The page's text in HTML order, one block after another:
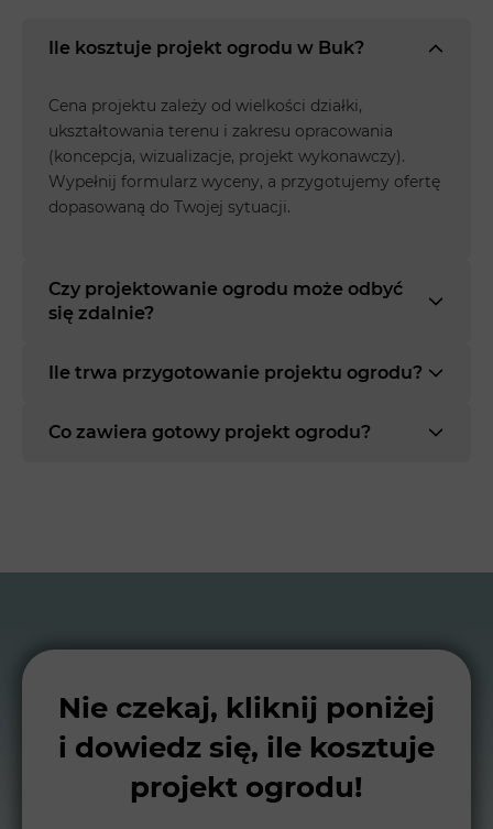
Ile kosztuje projekt ogrodu w Buk?
Cena projektu zależy od wielkości działki,
ukształtowania terenu i zakresu opracowania
(koncepcja, wizualizacje, projekt wykonawczy).
Wypełnij formularz wyceny, a przygotujemy ofertę
dopasowaną do Twojej sytuacji.
Czy projektowanie ogrodu może odbyć
się zdalnie?
Ile trwa przygotowanie projektu ogrodu?
Co zawiera gotowy projekt ogrodu?
Nie czekaj, kliknij poniżej
i dowiedz się, ile kosztuje
projekt ogrodu!